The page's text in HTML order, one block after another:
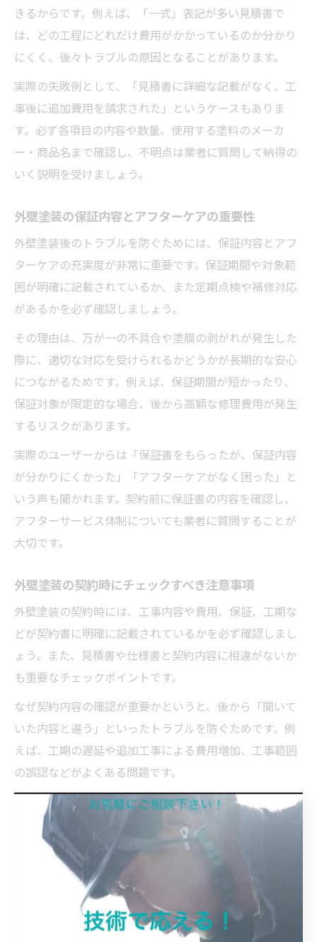
きるからです。例えば、「一式」表記が多い見積書で
は、どの工程にどれだけ費用がかかっているのか分かり
にくく、後々トラブルの原因となることがあります。
実際の失敗例として、「見積書に詳細な記載がなく、工
事後に追加費用を請求された」というケースもありま
す。必ず各項目の内容や数量、使用する塗料のメーカ
ー・商品名まで確認し、不明点は業者に質問して納得の
いく説明を受けましょう。
外壁塗装の保証内容とアフターケアの重要性
外壁塗装後のトラブルを防ぐためには、保証内容とアフ
ターケアの充実度が非常に重要です。保証期間や対象範
囲が明確に記載されているか、また定期点検や補修対応
があるかを必ず確認しましょう。
その理由は、万が一の不具合や塗膜の剥がれが発生した
際に、適切な対応を受けられるかどうかが長期的な安心
につながるためです。例えば、保証期間が短かったり、
保証対象が限定的な場合、後から高額な修理費用が発生
するリスクがあります。
実際のユーザーからは「保証書をもらったが、保証内容
が分かりにくかった」「アフターケアがなく困った」と
いう声も聞かれます。契約前に保証書の内容を確認し、
アフターサービス体制についても業者に質問することが
大切です。
外壁塗装の契約時にチェックすべき注意事項
外壁塗装の契約時には、工事内容や費用、保証、工期な
どが契約書に明確に記載されているかを必ず確認しまし
ょう。また、見積書や仕様書と契約内容に相違がないか
も重要なチェックポイントです。
なぜ契約内容の確認が重要かというと、後から「聞いて
いた内容と違う」といったトラブルを防ぐためです。例
えば、工期の遅延や追加工事による費用増加、工事範囲
の誤認などがよくある問題です。
実際の失敗例として、「契約後に追加費用を請求され
た」「工期が大幅に遅れた」というケースもあります。
契約書は必ず内容を細かく確認し、不明点はその場で質
問して納得してから署名・押印することがトラブル防止
の第一歩です。